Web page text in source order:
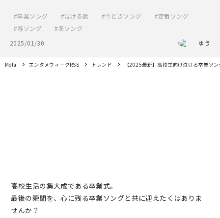
卒業ソング 泣ける歌 今どきソング
定番ソング
春ソング
冬ソング
2025/01/30
ゆう
Mola エンタメウィークRSS トレンド 【2025最新】高校生向け泣ける卒業ソ
高校生活の集大成である卒業式。
最後の瞬間を、心に残る卒業ソングと共に迎えたくはありま
せんか？